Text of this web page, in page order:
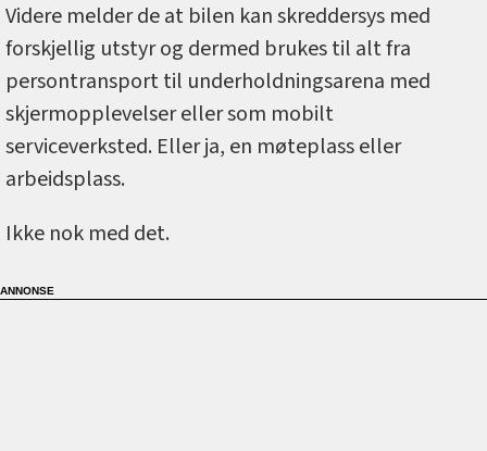
Videre melder de at bilen kan skreddersys med
forskjellig utstyr og dermed brukes til alt fra
persontransport til underholdningsarena med
skjermopplevelser eller som mobilt
serviceverksted. Eller ja, en møteplass eller
arbeidsplass.
Ikke nok med det.